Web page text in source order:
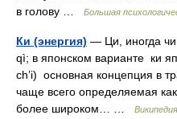
в голову …
Большая
Ки (энергия) — Ци, иногда
qì; в японском варианте ки
ch’i) основная концепция в
чаще всего определяемая
более широком… …
Википедия